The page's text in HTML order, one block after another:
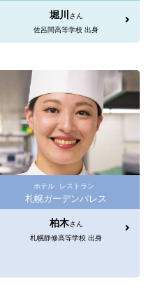
堀川
さん
佐呂間高等学校 出身
ホテル レストラン
札幌ガーデンパレス
柏木さん
札幌静修高等学校 出身